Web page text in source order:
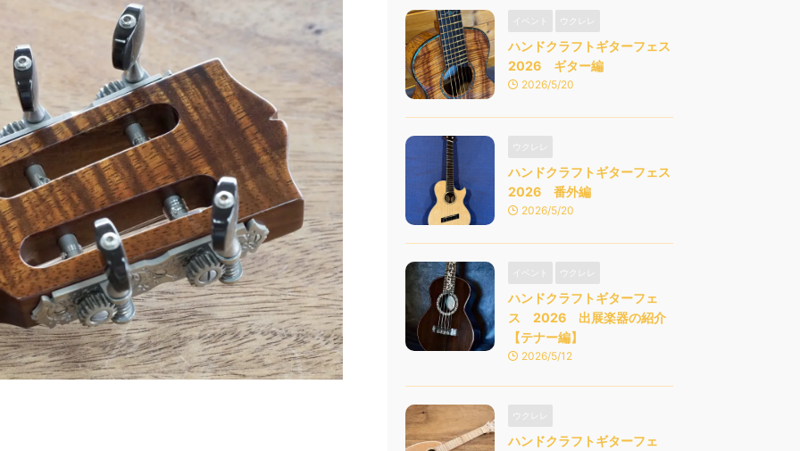
ハンドクラフトギターフェス
2026 ギター編
2026/5/20
ハンドクラフトギターフェス
2026 番外編
2026/5/20
ハンドクラフトギターフェ
ス 2026 出展楽器の紹介
【テナー編】
2026/5/12
ハンドクラフトギターフェ